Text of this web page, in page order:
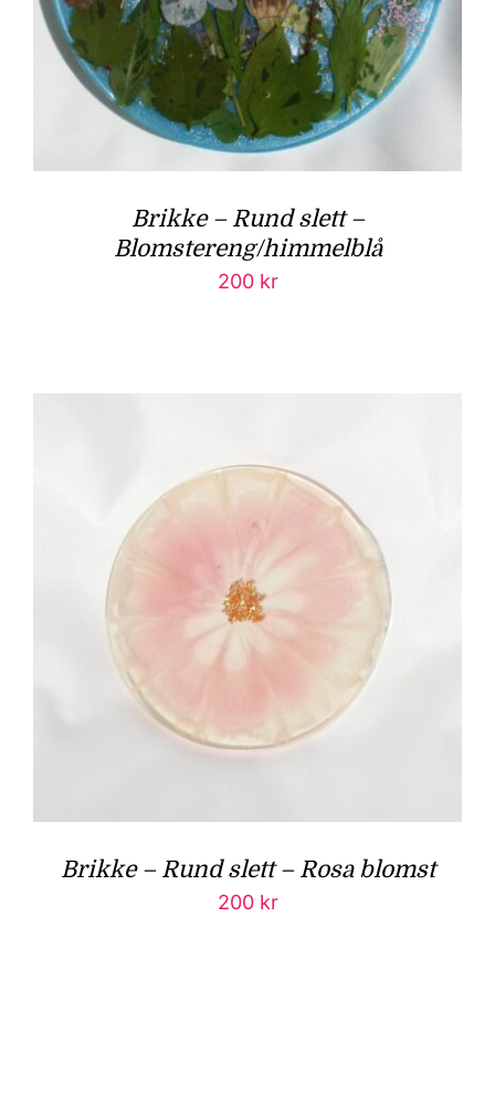
Brikke – Rund slett –
Blomstereng/himmelblå
200 kr
Brikke – Rund slett – Rosa blomst
200 kr